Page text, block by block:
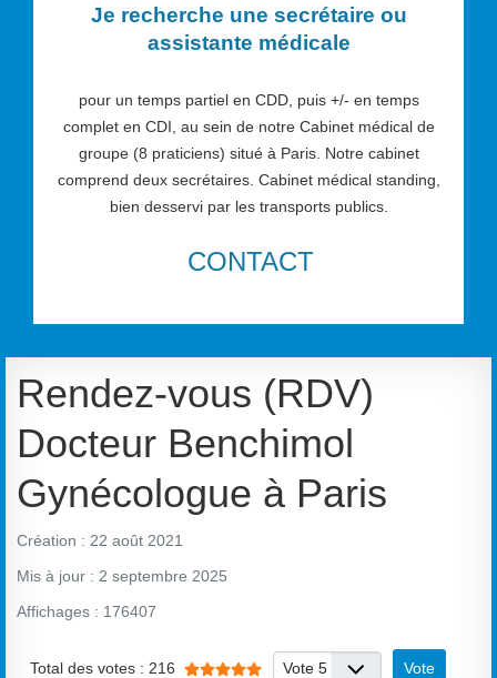
Je recherche une secrétaire ou
assistante médicale
pour un temps partiel en CDD, puis +/- en temps
complet en CDI, au sein de notre Cabinet médical de
groupe (8 praticiens) situé à Paris. Notre cabinet
comprend deux secrétaires. Cabinet médical standing,
bien desservi par les transports publics.
CONTACT
Rendez-vous (RDV)
Docteur Benchimol
Gynécologue à Paris
Création : 22 août 2021
Mis à jour : 2 septembre 2025
Affichages : 176407
Total des votes : 216 Veuillez voter